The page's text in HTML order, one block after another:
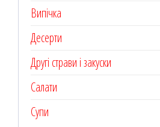
Випічка
Десерти
Другі страви і закуски
Салати
Супи